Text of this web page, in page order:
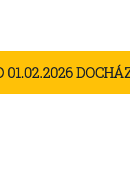
01.02.2026